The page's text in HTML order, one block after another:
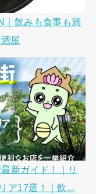
｜飲みも食事も満
屋
新ガイド！｜リ
ア17選！｜飲...